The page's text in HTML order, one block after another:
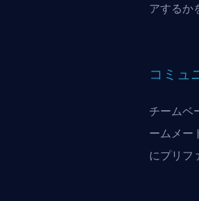
アするか
コミュ
チームベ
ームメー
にプリフ